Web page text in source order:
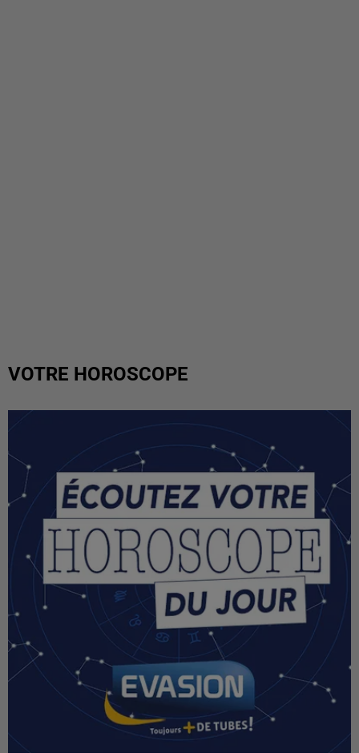
VOTRE HOROSCOPE